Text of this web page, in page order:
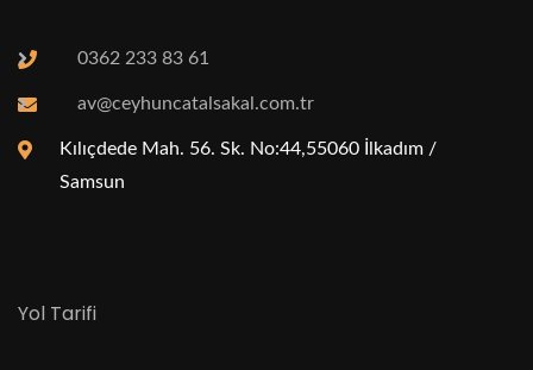
0362 233 83 61
av@ceyhuncatalsakal.com.tr
Kılıçdede Mah. 56. Sk. No:44,55060 İlkadım /
Samsun
Yol Tarifi